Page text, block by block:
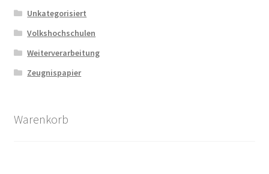
Unkategorisiert
Volkshochschulen
Weiterverarbeitung
Zeugnispapier
Warenkorb